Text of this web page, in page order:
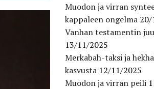
Muodon ja virran
kappaleen ongelma 20/
Vanhan testamentin
13/11/2025
Merkabah-taksi ja
kasvusta 12/11/2025
Muodon ja virran peili